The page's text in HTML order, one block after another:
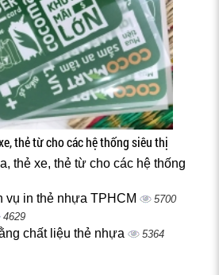
thẻ từ cho các hệ thống siêu thị
thẻ xe, thẻ từ cho các hệ thống
vụ in thẻ nhựa TPHCM 5700
4629
chất liệu thẻ nhựa 5364